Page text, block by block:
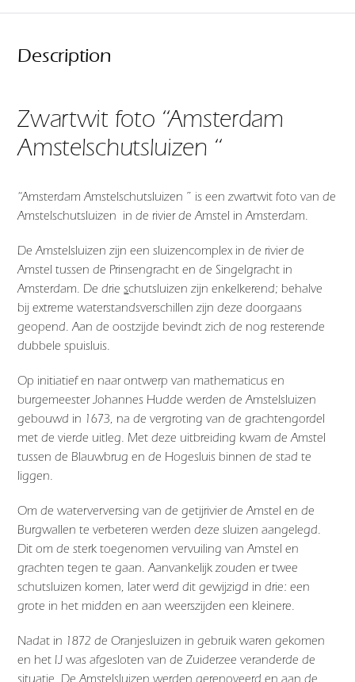
Description
Zwartwit foto “Amsterdam
Amstelschutsluizen “
“Amsterdam Amstelschutsluizen ” is een zwartwit foto van de
Amstelschutsluizen in de rivier de Amstel in Amsterdam.
De Amstelsluizen zijn een sluizencomplex in de rivier de
Amstel tussen de Prinsengracht en de Singelgracht in
Amsterdam. De drieschutsluizen zijn enkelkerend; behalve
bij extreme waterstandsverschillen zijn deze doorgaans
geopend. Aan de oostzijde bevindt zich de nog resterende
dubbele spuisluis.
Op initiatief en naar ontwerp van mathematicus en
burgemeester Johannes Hudde werden de Amstelsluizen
gebouwd in 1673, na de vergroting van de grachtengordel
met de vierde uitleg. Met deze uitbreiding kwam de Amstel
tussen de Blauwbrug en de Hogesluis binnen de stad te
liggen.
Om de waterverversing van de getijrivier de Amstel en de
Burgwallen te verbeteren werden deze sluizen aangelegd.
Dit om de sterk toegenomen vervuiling van Amstel en
grachten tegen te gaan. Aanvankelijk zouden er twee
schutsluizen komen, later werd dit gewijzigd in drie: een
grote in het midden en aan weerszijden een kleinere.
Nadat in 1872 de Oranjesluizen in gebruik waren gekomen
en het IJ was afgesloten van de Zuiderzee veranderde de
situatie. De Amstelsluizen werden gerenoveerd en aan de